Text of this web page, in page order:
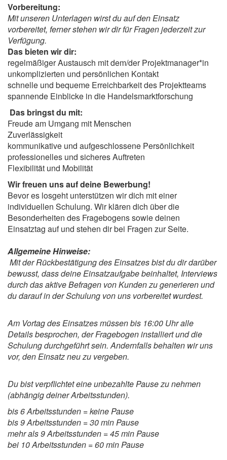
Vorbereitung:
Mit unseren Unterlagen wirst du auf den Einsatz
vorbereitet, ferner stehen wir dir für Fragen jederzeit zur
Verfügung.
Das bieten wir dir:
regelmäßiger Austausch mit dem/der Projektmanager*in
unkomplizierten und persönlichen Kontakt
schnelle und bequeme Erreichbarkeit des Projektteams
spannende Einblicke in die Handelsmarktforschung
Das bringst du mit:
Freude am Umgang mit Menschen
Zuverlässigkeit
kommunikative und aufgeschlossene Persönlichkeit
professionelles und sicheres Auftreten
Flexibilität und Mobilität
Wir freuen uns auf deine Bewerbung!
Bevor es losgeht unterstützen wir dich mit einer
individuellen Schulung. Wir klären dich über die
Besonderheiten des Fragebogens sowie deinen
Einsatztag auf und stehen dir bei Fragen zur Seite.
Allgemeine Hinweise:
Mit der Rückbestätigung des Einsatzes bist du dir darüber
bewusst, dass deine Einsatzaufgabe beinhaltet, Interviews
durch das aktive Befragen von Kunden zu generieren und
du darauf in der Schulung von uns vorbereitet wurdest.
Am Vortag des Einsatzes müssen bis 16:00 Uhr alle
Details besprochen, der Fragebogen installiert und die
Schulung durchgeführt sein. Andernfalls behalten wir uns
vor, den Einsatz neu zu vergeben.
Du bist verpflichtet eine unbezahlte Pause zu nehmen
(abhängig deiner Arbeitsstunden).
bis 6 Arbeitsstunden = keine Pause
bis 9 Arbeitsstunden = 30 min Pause
mehr als 9 Arbeitsstunden = 45 min Pause
bei 10 Arbeitsstunden = 60 min Pause